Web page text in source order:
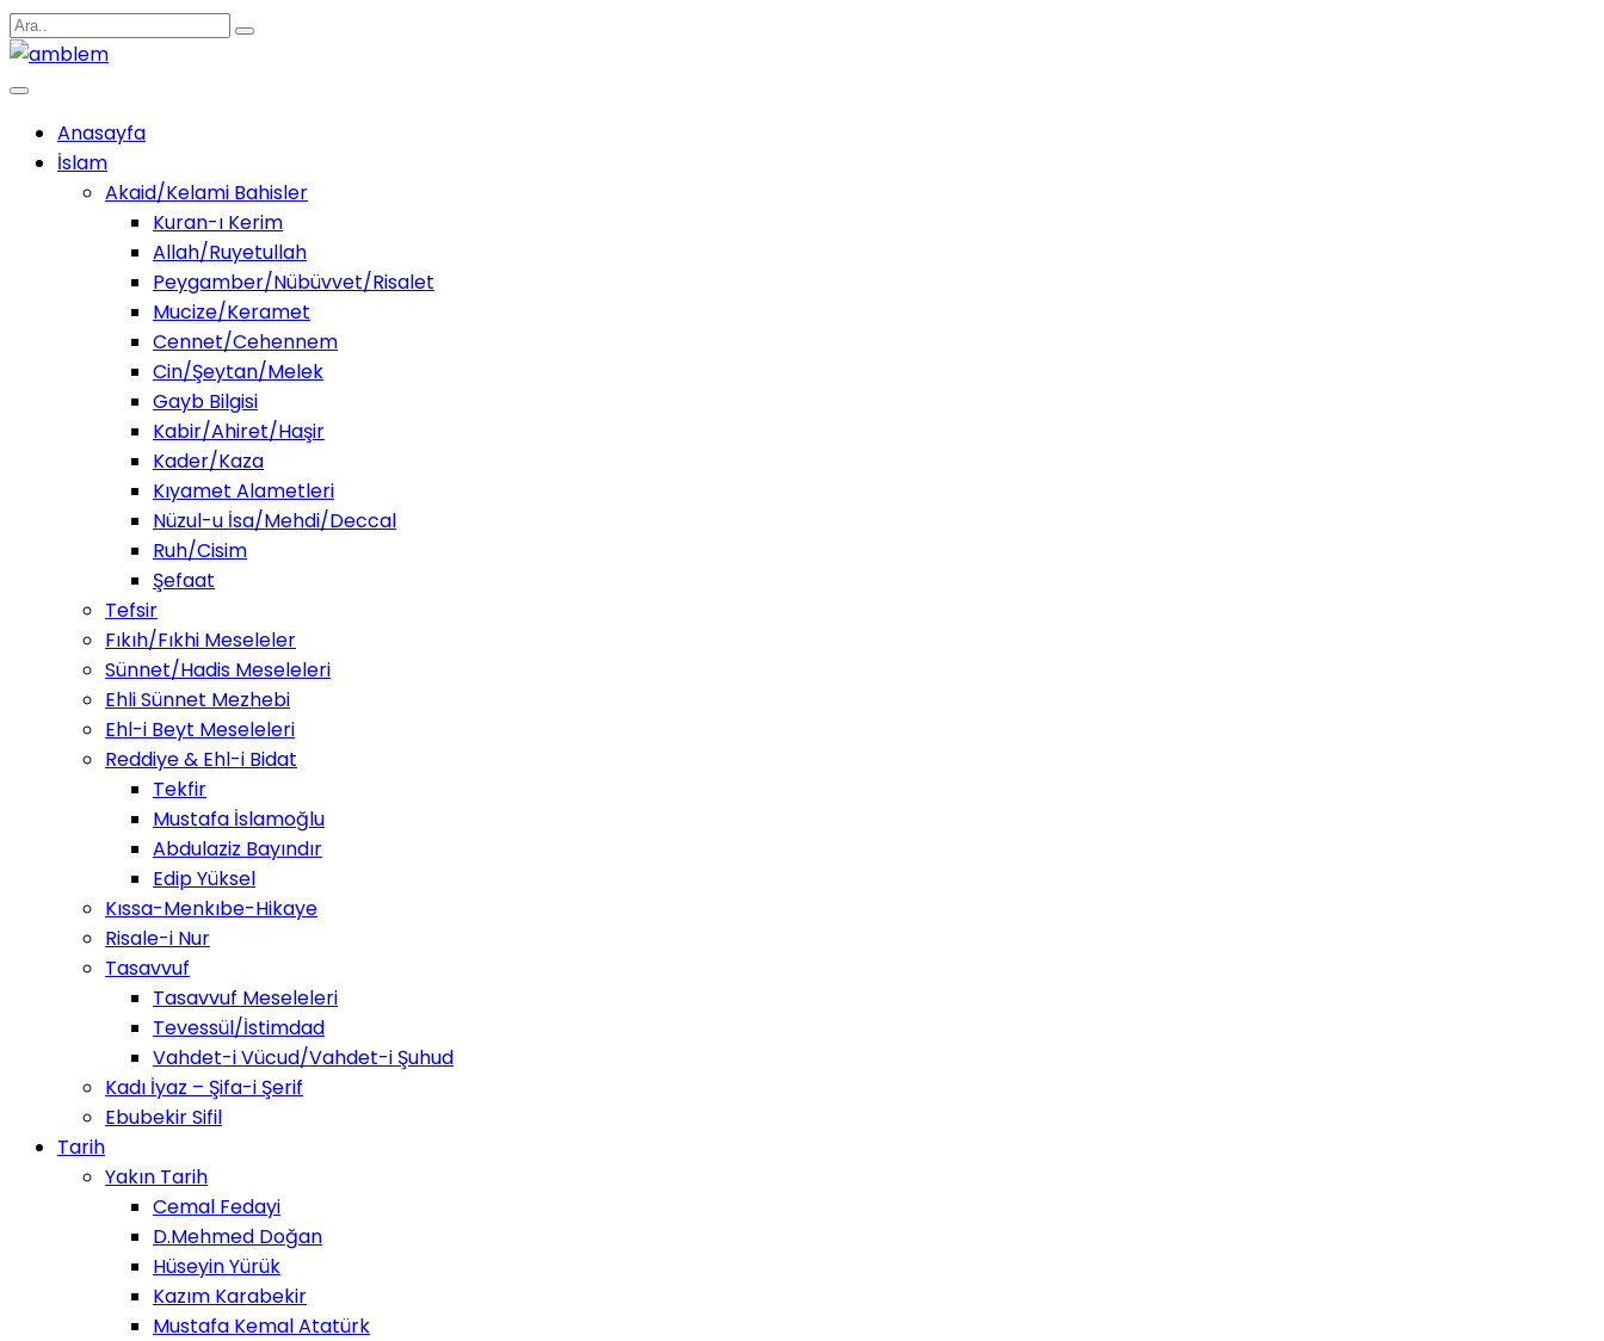
Anasayfa
İslam
Akaid/Kelami Bahisler
Kuran-ı Kerim
Allah/Ruyetullah
Peygamber/Nübüvvet/Risalet
Mucize/Keramet
Cennet/Cehennem
Cin/Şeytan/Melek
Gayb Bilgisi
Kabir/Ahiret/Haşir
Kader/Kaza
Kıyamet Alametleri
Nüzul-u İsa/Mehdi/Deccal
Ruh/Cisim
Şefaat
Tefsir
Fıkıh/Fıkhi Meseleler
Sünnet/Hadis Meseleleri
Ehli Sünnet Mezhebi
Ehl-i Beyt Meseleleri
Reddiye & Ehl-i Bidat
Tekfir
Mustafa İslamoğlu
Abdulaziz Bayındır
Edip Yüksel
Kıssa-Menkıbe-Hikaye
Risale-i Nur
Tasavvuf
Tasavvuf Meseleleri
Tevessül/İstimdad
Vahdet-i Vücud/Vahdet-i Şuhud
Kadı İyaz – Şifa-i Şerif
Ebubekir Sifil
Tarih
Yakın Tarih
Cemal Fedayi
D.Mehmed Doğan
Hüseyin Yürük
Kazım Karabekir
Mustafa Kemal Atatürk